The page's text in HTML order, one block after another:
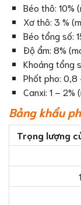
Béo thô: 10%
Xơ thô: 3 %
Béo tổng số:
Độ ẩm: 8%
Khoáng tổng
Phốt pho: 0,8
Canxi: 1 – 2%
Bảng khẩu
Trọng lượng